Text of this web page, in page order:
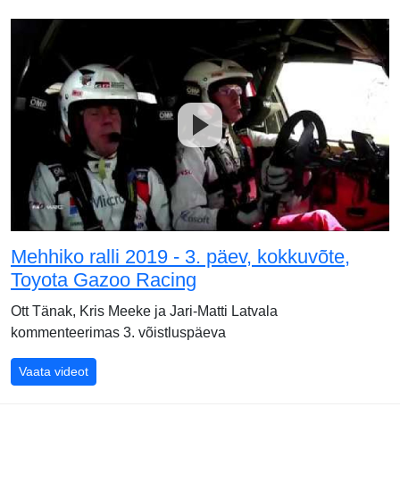
Mehhiko ralli 2019 - 3. päev, kokkuvõte,
Toyota Gazoo Racing
Ott Tänak, Kris Meeke ja Jari-Matti Latvala
kommenteerimas 3. võistluspäeva
Vaata videotMehhiko ralli 2019 - 3. päev, kokkuvõte, Toyota Gazoo